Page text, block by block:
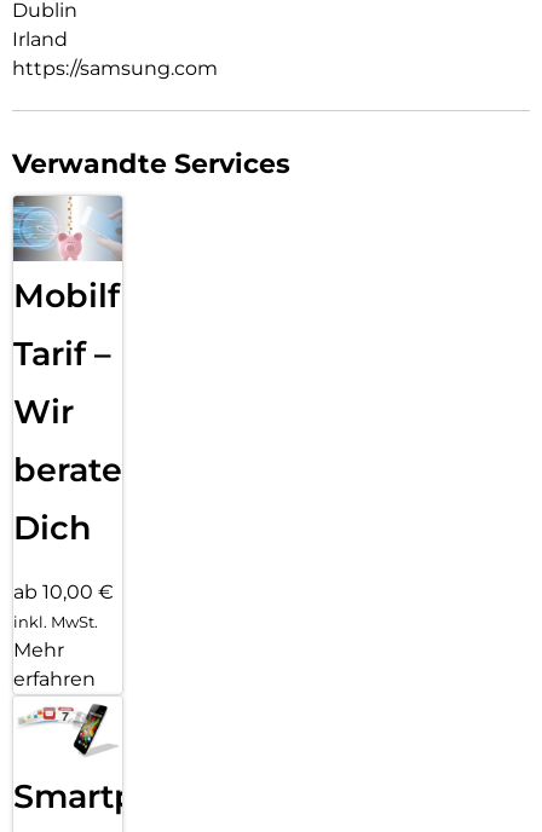
Dublin
Irland
https://samsung.com
Verwandte Services
Mobilfunk
Tarif –
Wir
beraten
Dich
ab 10,00 €
inkl. MwSt.
Mehr
erfahren
Smartphone